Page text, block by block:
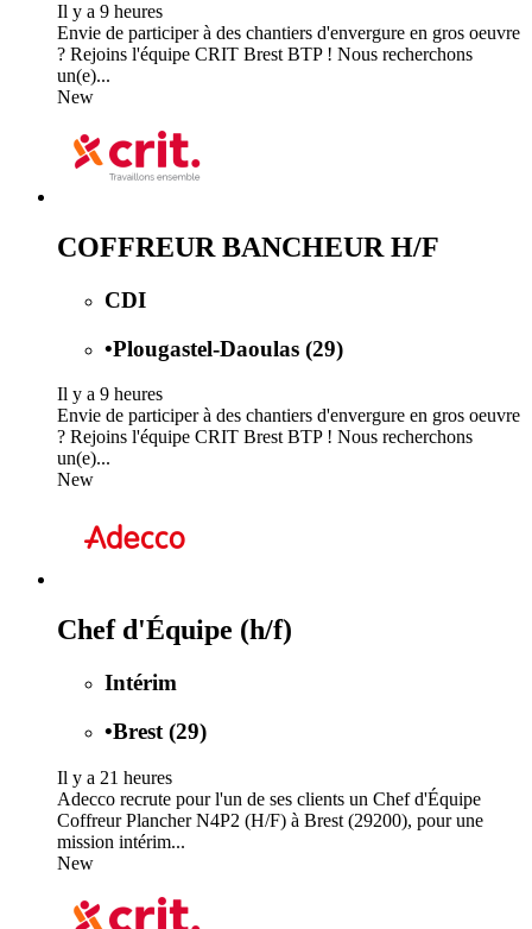
Il y a 9 heures
Envie de participer à des chantiers d'envergure en gros oeuvre
? Rejoins l'équipe CRIT Brest BTP ! Nous recherchons
un(e)...
New
COFFREUR BANCHEUR H/F
CDI
•Plougastel-Daoulas (29)
Il y a 9 heures
Envie de participer à des chantiers d'envergure en gros oeuvre
? Rejoins l'équipe CRIT Brest BTP ! Nous recherchons
un(e)...
New
Chef d'Équipe (h/f)
Intérim
•Brest (29)
Il y a 21 heures
Adecco recrute pour l'un de ses clients un Chef d'Équipe
Coffreur Plancher N4P2 (H/F) à Brest (29200), pour une
mission intérim...
New